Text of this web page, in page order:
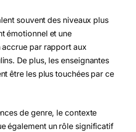
souvent des niveaux plus
émotionnel et une
par rapport aux
De plus, les enseignantes
être les plus touchées par ce
de genre, le contexte
également un rôle significatif